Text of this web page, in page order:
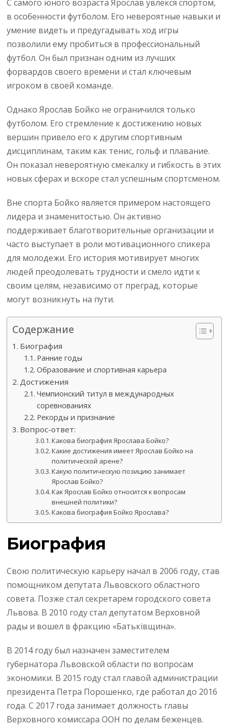
С самого юного возраста Ярослав увлекся спортом,
в особенности футболом. Его невероятные навыки и
умение видеть и предугадывать ход игры
позволили ему пробиться в профессиональный
футбол. Он был признан одним из лучших
форвардов своего времени и стал ключевым
игроком в своей команде.
Однако Ярослав Бойко не ограничился только
футболом. Его стремление к достижению новых
вершин привело его к другим спортивным
дисциплинам, таким как тенис, гольф и плавание.
Он показал невероятную смекалку и гибкость в этих
новых сферах и вскоре стал успешным спортсменом.
Вне спорта Бойко является примером настоящего
лидера и знаменитостью. Он активно
поддерживает благотворительные организации и
часто выступает в роли мотивационного спикера
для молодежи. Его история мотивирует многих
людей преодолевать трудности и смело идти к
своим целям, независимо от преград, которые
могут возникнуть на пути.
Содержание
Биография
Ранние годы
Образование и спортивная карьера
Достижения
Чемпионский титул в международных
соревнованиях
Рекорды и признание
Вопрос-ответ:
Какова биография Ярослава Бойко?
Какие достижения имеет Ярослав Бойко на
политической арене?
Какую политическую позицию занимает
Ярослав Бойко?
Как Ярослав Бойко относится к вопросам
внешней политики?
Какова биография Бойко Ярослава?
Биография
Свою политическую карьеру начал в 2006 году, став
помощником депутата Львовского областного
совета. Позже стал секретарем городского совета
Львова. В 2010 году стал депутатом Верховной
рады и вошел в фракцию «Батьківщина».
В 2014 году был назначен заместителем
губернатора Львовской области по вопросам
экономики. В 2015 году стал главой администрации
президента Петра Порошенко, где работал до 2016
года. С 2017 года занимает должность главы
Верховного комиссара ООН по делам беженцев.